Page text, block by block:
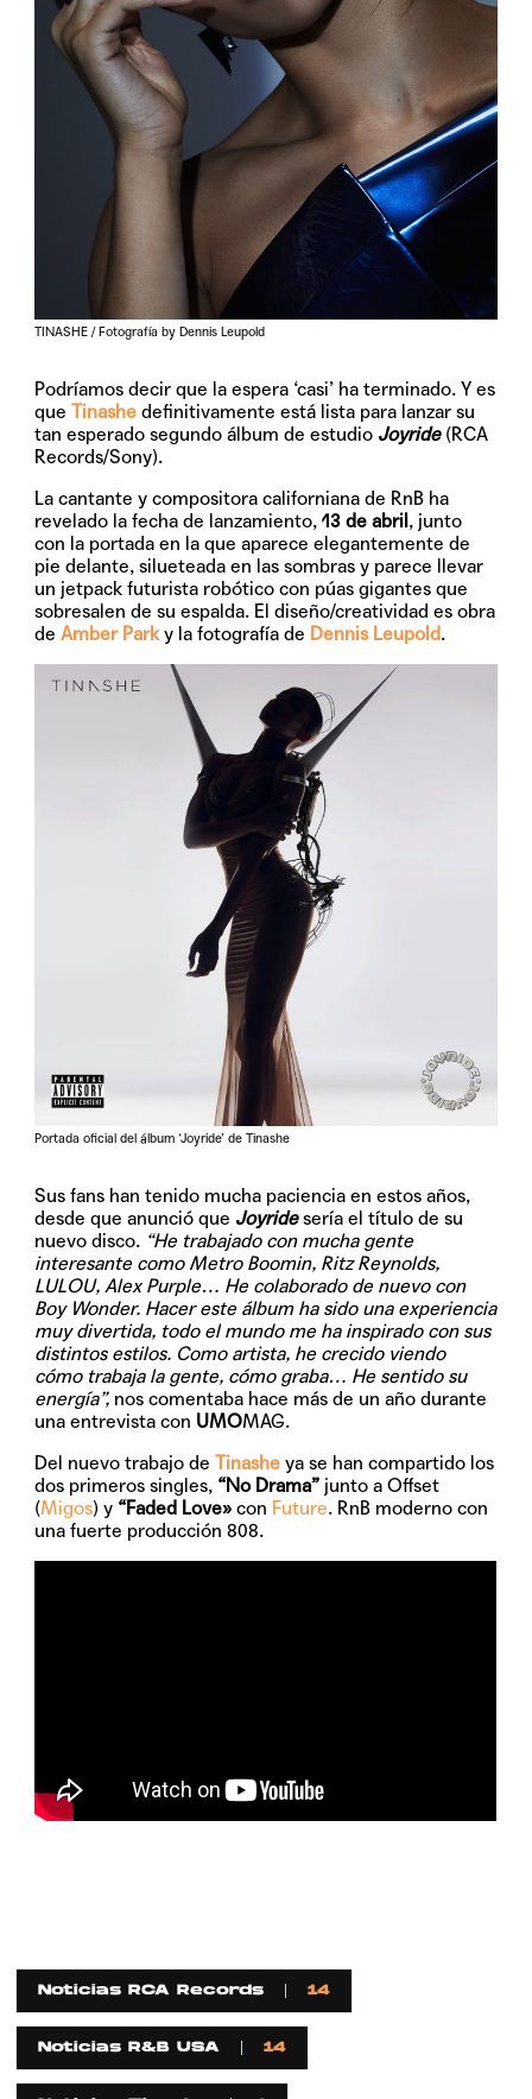
TINASHE / Fotografía by Dennis Leupold
Podríamos decir que la espera ‘casi’ ha terminado. Y es
queTinashe definitivamente está lista para lanzar su
tan esperado segundo álbum de estudio Joyride(RCA
Records/Sony).
La cantante y compositora californiana de RnB ha
revelado la fecha de lanzamiento, 13 de abril, junto
con la portada en la que aparece elegantemente de
pie delante, silueteada en las sombras y parece llevar
un jetpack futurista robótico con púas gigantes que
sobresalen de su espalda. El diseño/creatividad es obra
deAmber Parky la fotografía de Dennis Leupold.
Portada oficial del álbum ‘Joyride’ de Tinashe
Sus fans han tenido mucha paciencia en estos años,
desde que anunció que Joyridesería el título de su
nuevo disco. “He trabajado con mucha gente
interesante como Metro Boomin, Ritz Reynolds,
LULOU, Alex Purple… He colaborado de nuevo con
Boy Wonder. Hacer este álbum ha sido una experiencia
muy divertida, todo el mundo me ha inspirado con sus
distintos estilos. Como artista, he crecido viendo
cómo trabaja la gente, cómo graba… He sentido su
energía”, nos comentaba hace más de un año durante
una entrevista con UMOMAG.
Del nuevo trabajo deTinashe ya se han compartido los
dos primeros singles, “No Drama” junto a Offset
(Migos) y “Faded Love» con Future. RnB moderno con
una fuerte producción 808.
Noticias RCA Records 14
Noticias R&B USA 14